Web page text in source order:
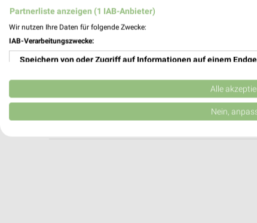
Heute 09:00 - 19:00 Uhr |
469,17 km
Shoe4You Heilbronn
Heute 09:00 - 20:00 Uhr | Geöffnet
Partnerliste anzeigen (1 IAB-Anbieter)
Wir nutzen Ihre Daten für folgende Zwecke:
IAB-Verarbeitungszwecke:
Speichern von oder Zugriff auf Informationen auf einem
Verwendung reduzierter Daten zur Auswahl von Werbeanzeigen
Erstellung von Profilen für personalisierte Werbung
Alle
Nein,